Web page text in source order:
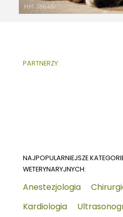
PARTNERZY:
NAJPOPULARNIEJSZE
WETERYNARYJNYCH:
Anestezjologia
Kardiologia